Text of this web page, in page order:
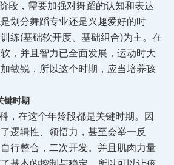
段，需要加强对舞蹈的认知和表达
划分舞蹈专业还是兴趣爱好的时
练(基础软开度、基础组合)为主。在
，并且智力已全面发展，运动时大
敏锐，所以这个时期，应当培养孩
键时期
，在这个年龄段都是关键时期。因
逻辑性、领悟力，甚至会举一反
行整合，二次开发。并且肌肉力量